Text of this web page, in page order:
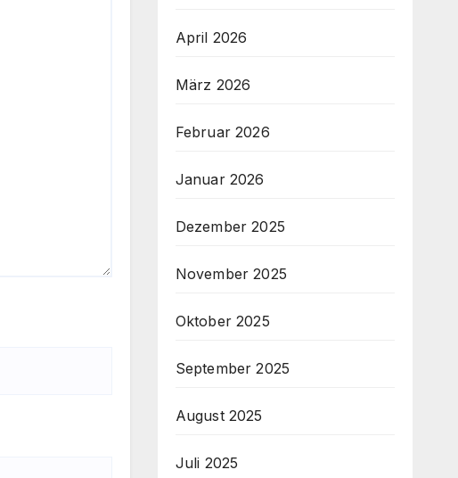
April 2026
März 2026
Februar 2026
Januar 2026
Dezember 2025
November 2025
Oktober 2025
September 2025
August 2025
Juli 2025